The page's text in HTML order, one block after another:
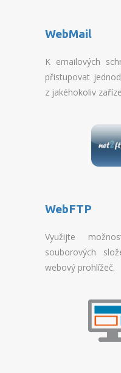
OVERVIEW
WebMail
K emailových
přistupovat
z jakéhokoliv
WebFTP
Využijte
souborových
webový prohlížeč.